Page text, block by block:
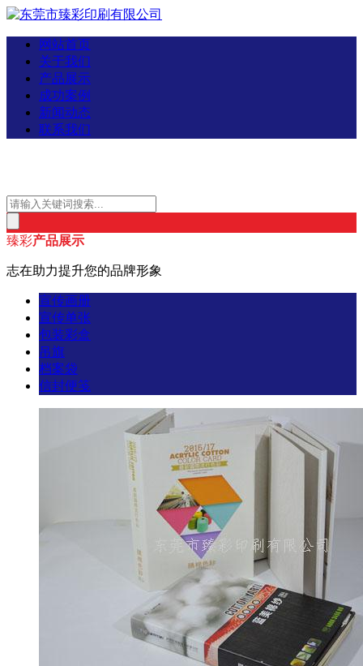
网站首页
关于我们
产品展示
成功案例
新闻动态
联系我们
臻彩产品展示
志在助力提升您的品牌形象
宣传画册
宣传单张
包装彩盒
吊旗
档案袋
信封便笺